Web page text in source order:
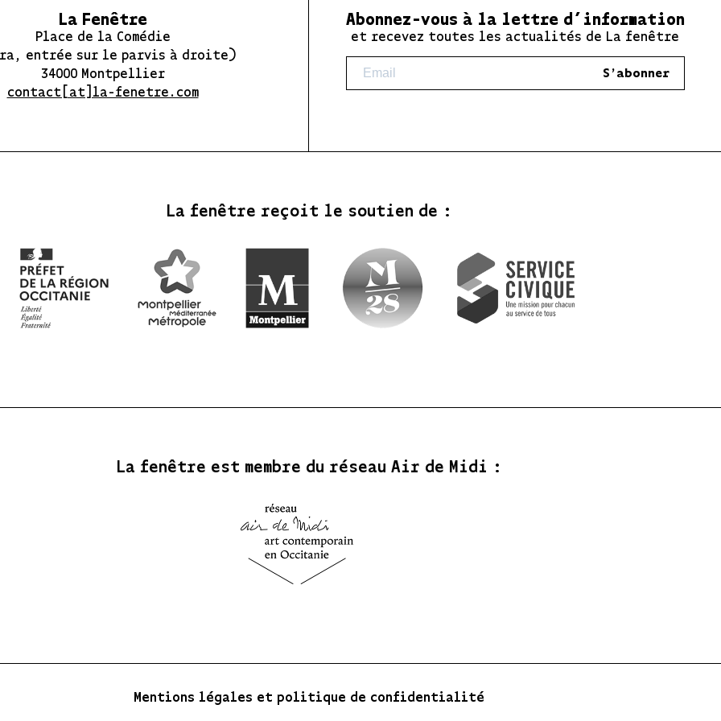
La Fenêtre
Place de la Comédie
entrée sur le parvis à droite)
34000 Montpellier
contact[at]la-fenetre.com
Abonnez-vous à la lettre d’information
et recevez toutes les actualités de La fenêtre
S'abonner
La fenêtre reçoit le soutien de :
La fenêtre est membre du réseau Air de Midi :
Mentions légales et politique de confidentialité